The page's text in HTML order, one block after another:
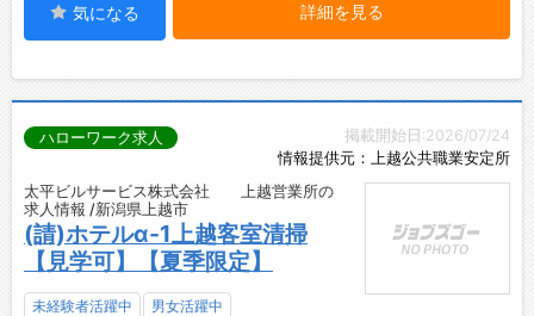
気になる 詳細を見る
掲載開始日:2026/07/24
情報提供元：上越公共職業安定所
ハローワーク求人
太平ビルサービス株式会社 上越営業所の
求人情報 /新潟県上越市
(請)ホテルα-1上越客室清掃
【見学可】【夏季限定】
未経験者活躍中 男女活躍中